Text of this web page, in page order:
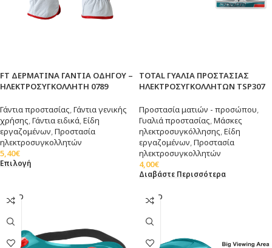
FT ΔΕΡΜΑΤΙΝΑ ΓΑΝΤΙΑ ΟΔΗΓΟΥ –
ΗΛΕΚΤΡΟΣΥΓΚΟΛΛΗΤΗ 0789
Γάντια προστασίας,Γάντια γενικής
χρήσης,Γάντια ειδικά,Είδη
εργαζομένων,Προστασία
ηλεκτροσυγκολλητών
5,40€
Επιλογή
TOTAL ΓΥΑΛΙΑ ΠΡΟΣΤΑΣΙΑΣ
ΗΛΕΚΤΡΟΣΥΓΚΟΛΛΗΤΩΝ TSP307
Προστασία ματιών - προσώπου,
Γυαλιά προστασίας,Μάσκες
ηλεκτροσυγκόλλησης,Είδη
εργαζομένων,Προστασία
ηλεκτροσυγκολλητών
4,00€
Διαβάστε Περισσότερα
SOLD
OUT
SOLD
OUT